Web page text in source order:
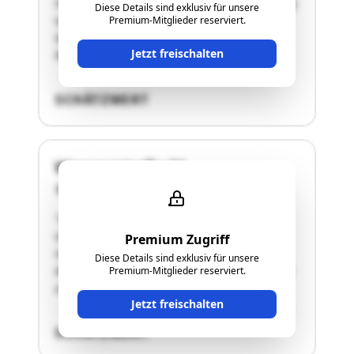
Diese Details sind exklusiv für unsere
Premium-Mitglieder reserviert.
Jetzt freischalten
aus den beigelegten Raumplänen hervor geht.
Das Objekt befindet sich in den sogenannten
Rohbau und wurde 2021 zum …"
SCHÄTZWERT
Premium Zugriff
Diese Details sind exklusiv für unsere
Premium-Mitglieder reserviert.
Jetzt freischalten
Wagnerstraße 24
sich im Dachgeschoss eines Gebäudes mit
insgesamt 8 Wohnungen und 12 KFZ
Abstellplätzen im Freien. Ein Kellerabteil gehört
zur Wohnung."
SCHÄTZWERT